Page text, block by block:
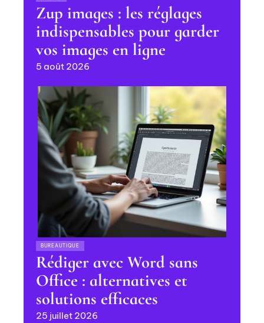
Zup images : les réglages
indispensables pour garder
vos images en ligne
5 août 2026
BUREAUTIQUE
Rédiger avec Word sans
Office : alternatives et
solutions efficaces
25 juillet 2026